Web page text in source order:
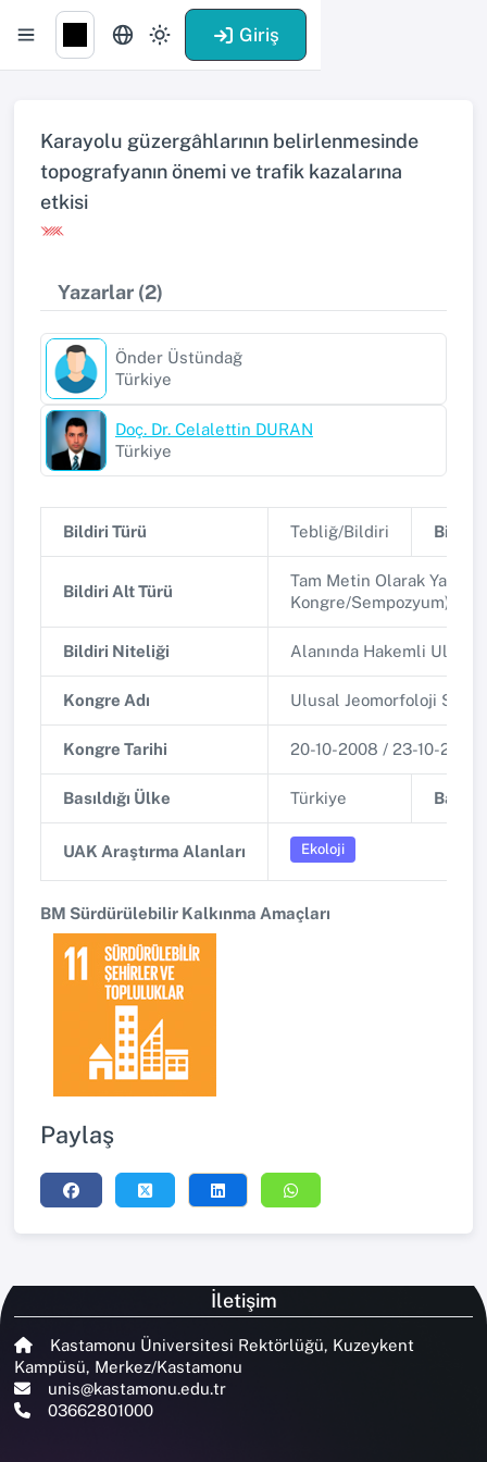
Giriş
Karayolu güzergâhlarının belirlenmesinde
topografyanın önemi ve trafik kazalarına
etkisi
Yazarlar (2)
Önder Üstündağ
Türkiye
Doç. Dr. Celalettin DURAN
Türkiye
Bildiri Türü Tebliğ/Bildiri Bildiri
Bildiri Alt Türü
Tam Metin Olarak
Kongre/Sempozyum)
Bildiri Niteliği Alanında Hakemli
Kongre Adı Ulusal Jeomorfoloji
Kongre Tarihi 20-10-2008 / 23-10-2008
Basıldığı Ülke Türkiye
UAK Araştırma Alanları Ekoloji
BM Sürdürülebilir Kalkınma Amaçları
Paylaş
İletişim
Kastamonu Üniversitesi Rektörlüğü, Kuzeykent
Kampüsü, Merkez/Kastamonu
unis@kastamonu.edu.tr
03662801000